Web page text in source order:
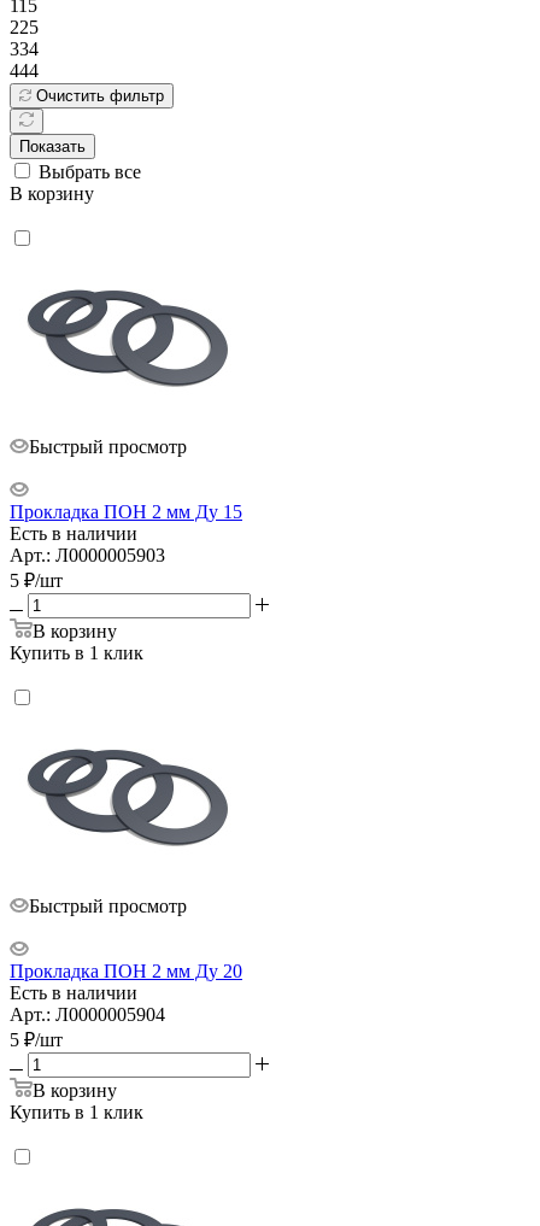
115
225
334
444
Очистить фильтр
Показать
Выбрать все
В корзину
Быстрый просмотр
Прокладка ПОН 2 мм Ду 15
Есть в наличии
Арт.: Л0000005903
5 ₽/шт
В корзину
Купить в 1 клик
Быстрый просмотр
Прокладка ПОН 2 мм Ду 20
Есть в наличии
Арт.: Л0000005904
5 ₽/шт
В корзину
Купить в 1 клик